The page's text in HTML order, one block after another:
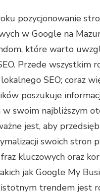
pozycjonowanie
w Google na
które warto
Przede wszystkim
SEO; coraz
poszukuje
w swoim najbliższym
jest, aby
swoich stron
kluczowych oraz
jak Google My
trendem jest